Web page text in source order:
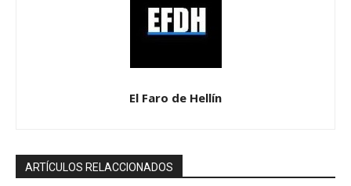
El Faro de Hellín
ARTÍCULOS RELACCIONADOS